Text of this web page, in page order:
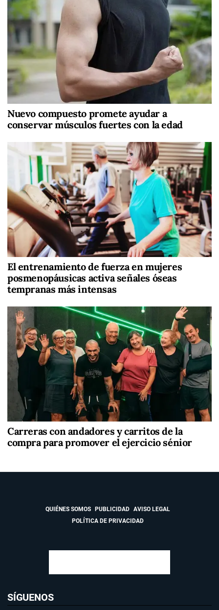
Nuevo compuesto promete ayudar a
conservar músculos fuertes con la edad
El entrenamiento de fuerza en mujeres
posmenopáusicas activa señales óseas
tempranas más intensas
Carreras con andadores y carritos de la
compra para promover el ejercicio sénior
QUIÉNES SOMOS PUBLICIDAD
AVISO LEGAL
POLÍTICA DE PRIVACIDAD
SÍGUENOS